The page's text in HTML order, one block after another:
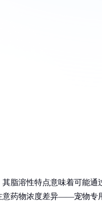
脂溶性特点意味着可能通
药物浓度差异——宠物专